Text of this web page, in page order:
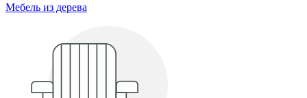
Мебель из дерева